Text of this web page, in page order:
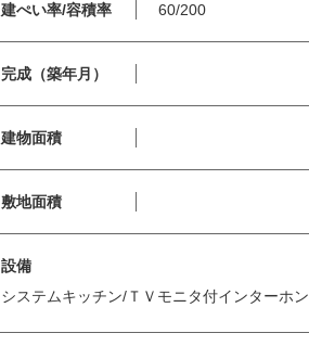
建ぺい率/容積率 60/200
完成（築年月）
建物面積
敷地面積
設備
システムキッチン/ＴＶモニタ付インターホン